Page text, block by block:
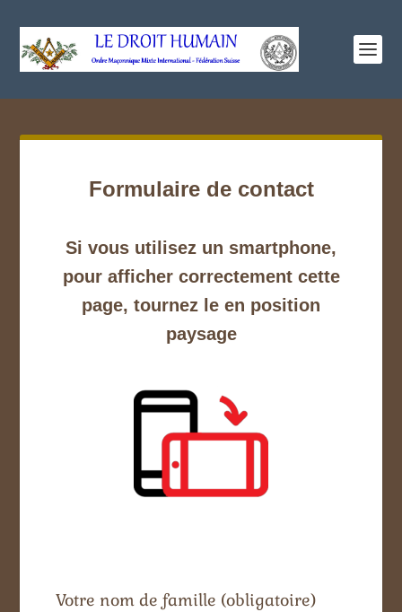
Formulaire de contact
Si vous utilisez un smartphone,
pour afficher correctement cette
page, tournez le en position
paysage
Votre nom de famille (obligatoire)